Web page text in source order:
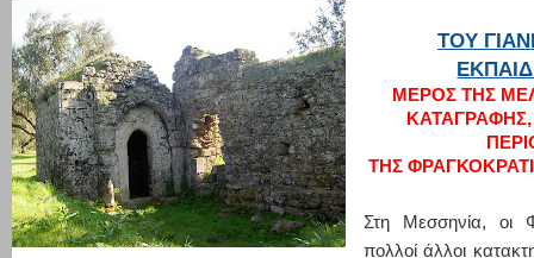
ΤΟΥ
ΜΕΡΟΣ ΤΗΣ
ΚΑΤΑΓΡΑΦΗΣ,
ΤΗΣ
Στη Μεσσηνία, οι
πολλοί άλλοι